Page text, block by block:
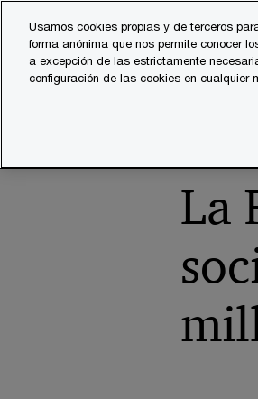
content
footer
La
Usamos cookies propias y de terceros
forma anónima que nos permite conocer
a excepción de las estrictamente
configuración de las cookies en cualquier